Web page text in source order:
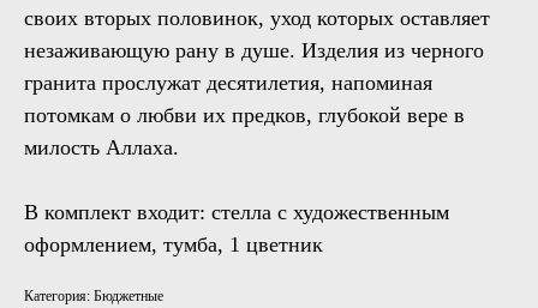
своих вторых половинок, уход которых оставляет
незаживающую рану в душе. Изделия из черного
гранита прослужат десятилетия, напоминая
потомкам о любви их предков, глубокой вере в
милость Аллаха.
В комплект входит: стелла с художественным
оформлением, тумба, 1 цветник
Категория: Бюджетные